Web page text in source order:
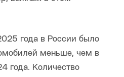
года в России было
меньше, чем в
года. Количество